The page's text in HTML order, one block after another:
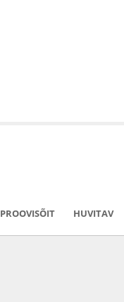
PROOVISÕIT HUVITAV